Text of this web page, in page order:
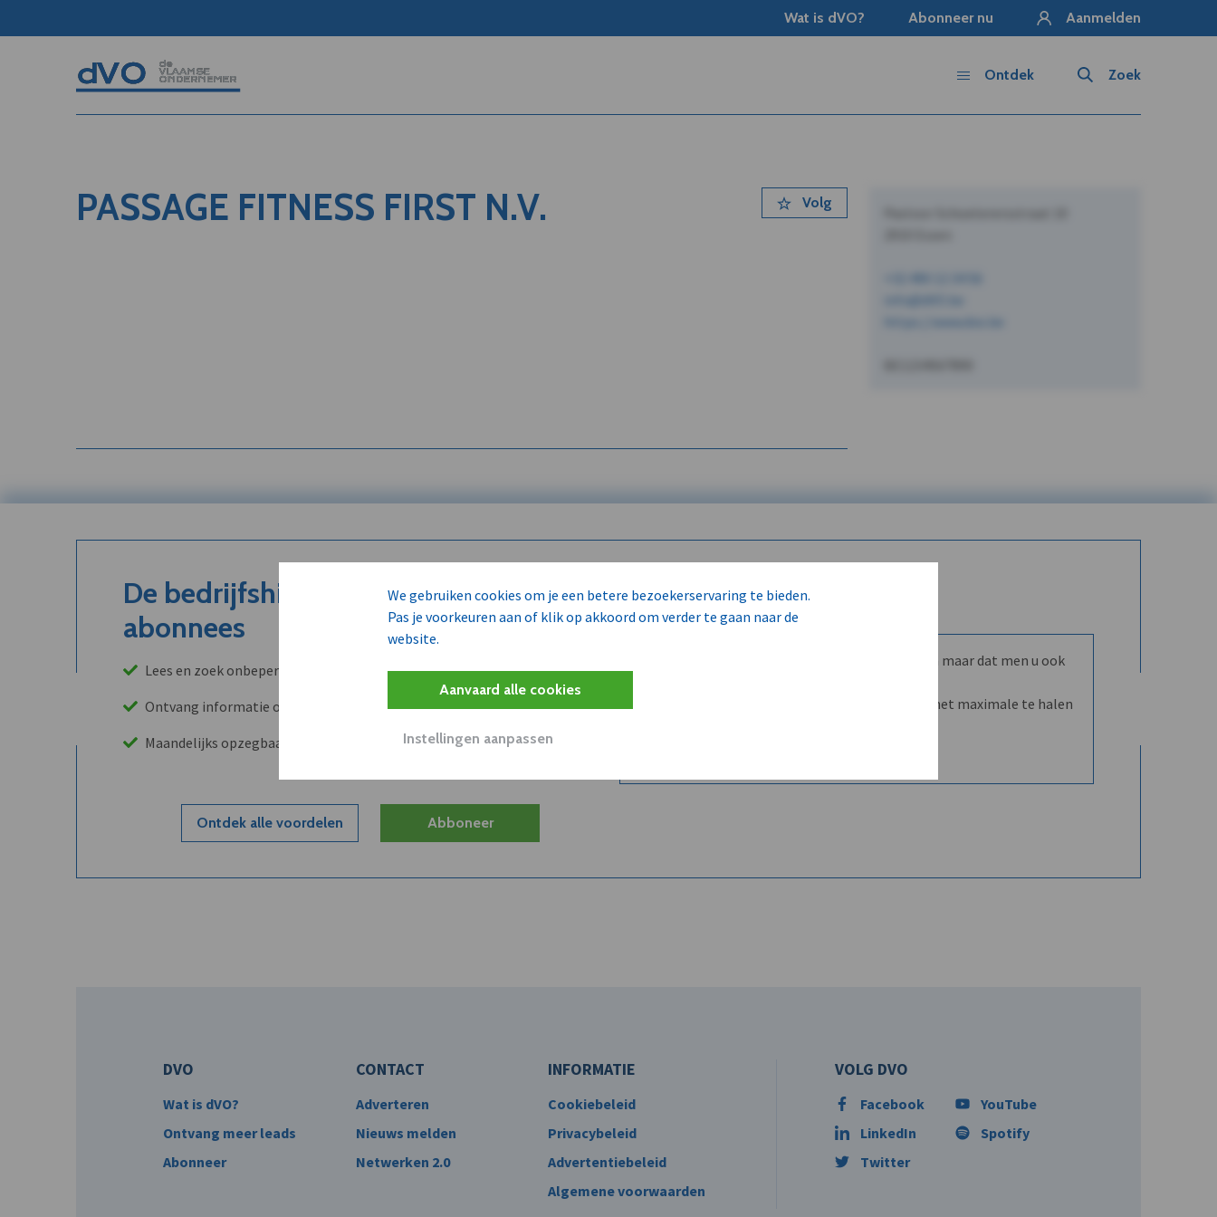
We gebruiken cookies om je een betere bezoekerservaring te bieden.
Pas je voorkeuren aan of klik op akkoord om verder te gaan naar de
website.
Aanvaard alle cookies
Instellingen aanpassen
Wat is dVO? Abonneer nu Aanmelden
Zoek
Ontdek
PASSAGE FITNESS FIRST N.V. Volg
De bedrijfshistoriek is enkel voor
abonnees
Lees en zoek onbeperkt in onze archieven
Ontvang informatie over leads, klanten, concurrenten en/of partners
Maandelijks opzegbaar
Ontdek alle voordelen Abboneer
Wilt u niet enkel de dVO community leren kennen maar dat men u ook
Word dVO Member voor €72/mnd en dVO helpt u het maximale te halen
DVO
Wat is dVO?
Ontvang meer leads
Abonneer
CONTACT
Adverteren
Nieuws melden
Netwerken 2.0
INFORMATIE
Cookiebeleid
Privacybeleid
Advertentiebeleid
Algemene voorwaarden
VOLG DVO
Facebook
LinkedIn
Twitter
YouTube
Spotify